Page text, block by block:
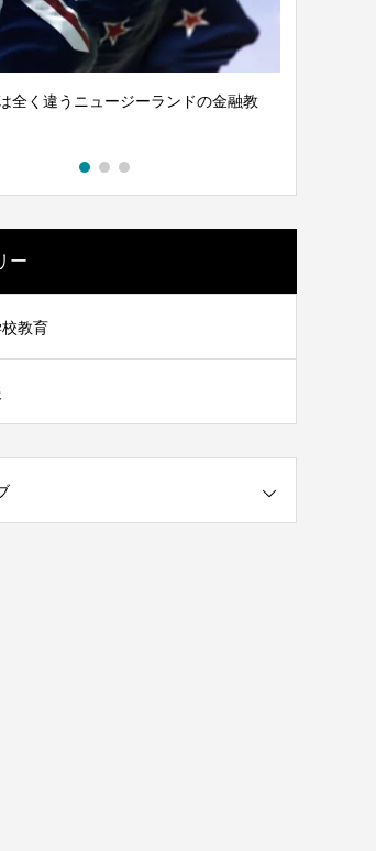
生へ教える貯金100万円の作り方
生で知っておきたい不動産の話
全く違うニュージーランドの金融教
ー
教育